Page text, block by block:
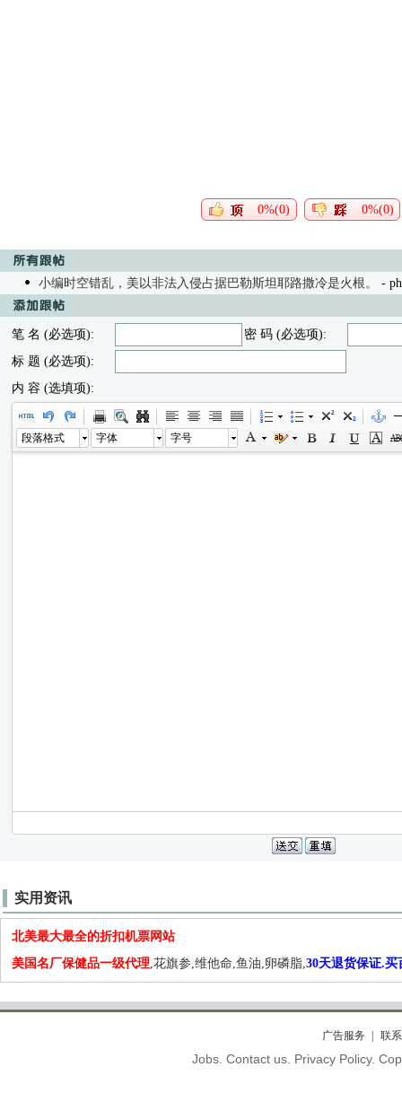
0%(0) 0%(0)
小编时空错乱，美以非法入侵占据巴勒斯坦耶路撒冷是火根。 -
笔 名 (必选项):
密 码 (必选项):
标 题 (必选项):
内 容 (选填项):
段落格式 字体 字号
实用资讯
北美最大最全的折扣机票网站
美国名厂保健品一级代理,花旗参,维他命,鱼油,卵磷脂,30天退货保证.买
广告服务 联
Jobs. Contact us. Privacy Policy.